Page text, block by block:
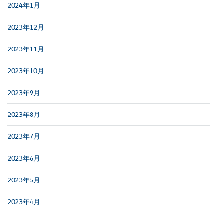
2024年1月
2023年12月
2023年11月
2023年10月
2023年9月
2023年8月
2023年7月
2023年6月
2023年5月
2023年4月